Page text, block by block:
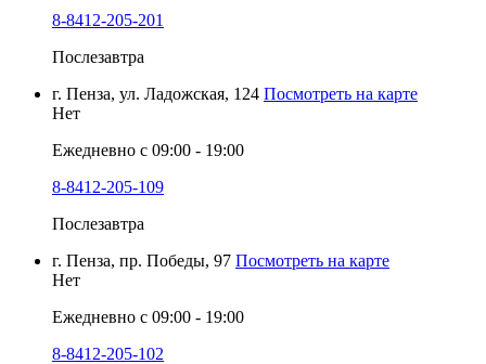
8-8412-205-201
Послезавтра
г. Пенза, ул. Ладожская, 124 Посмотреть на карте
Нет
Ежедневно с 09:00 - 19:00
8-8412-205-109
Послезавтра
г. Пенза, пр. Победы, 97 Посмотреть на карте
Нет
Ежедневно с 09:00 - 19:00
8-8412-205-102